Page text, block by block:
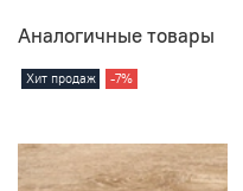
Аналогичные товары
Хит продаж -7%